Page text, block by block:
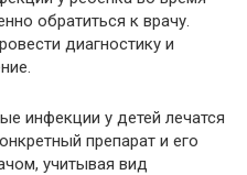
обратиться к врачу.
диагностику и
инфекции у детей лечатся
препарат и его
учитывая вид